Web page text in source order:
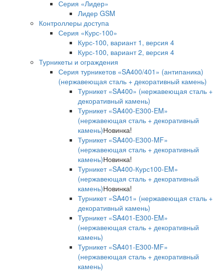
Серия «Лидер»
Лидер GSM
Контроллеры доступа
Серия «Курс-100»
Курс-100, вариант 1, версия 4
Курс-100, вариант 2, версия 4
Турникеты и ограждения
Серия турникетов «SA400/401» (антипаника)
(нержавеющая сталь + декоративный камень)
Турникет «SA400» (нержавеющая сталь +
декоративный камень)
Турникет «SA400-Е300-EM»
(нержавеющая сталь + декоративный
камень)Новинка!
Турникет «SA400-Е300-MF»
(нержавеющая сталь + декоративный
камень)Новинка!
Турникет «SA400-Курс100-EM»
(нержавеющая сталь + декоративный
камень)Новинка!
Турникет «SA401» (нержавеющая сталь +
декоративный камень)
Турникет «SA401-E300-EM»
(нержавеющая сталь + декоративный
камень)
Турникет «SA401-E300-MF»
(нержавеющая сталь + декоративный
камень)